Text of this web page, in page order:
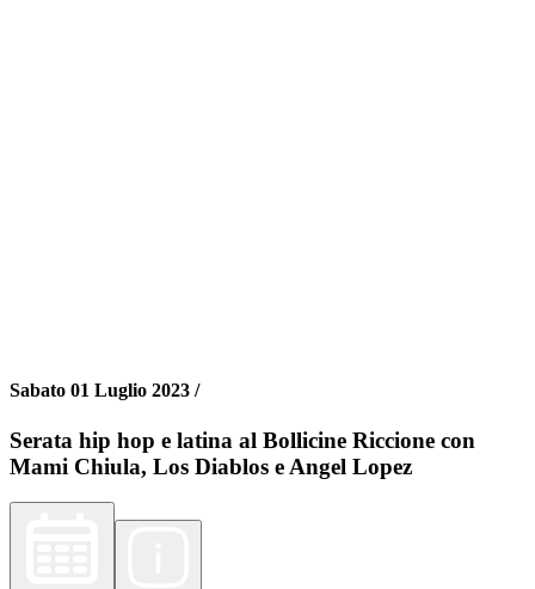
Sabato 01 Luglio 2023 /
Serata hip hop e latina al Bollicine Riccione con
Mami Chiula, Los Diablos e Angel Lopez